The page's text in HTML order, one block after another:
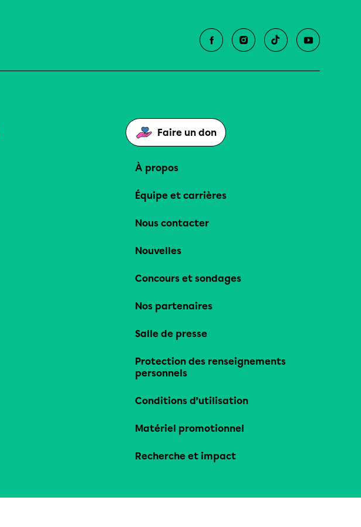
Faire un don
À propos
Équipe et carrières
Nous contacter
Nouvelles
Concours et sondages
Nos partenaires
Salle de presse
Protection des renseignements
personnels
Conditions d’utilisation
Matériel promotionnel
Recherche et impact